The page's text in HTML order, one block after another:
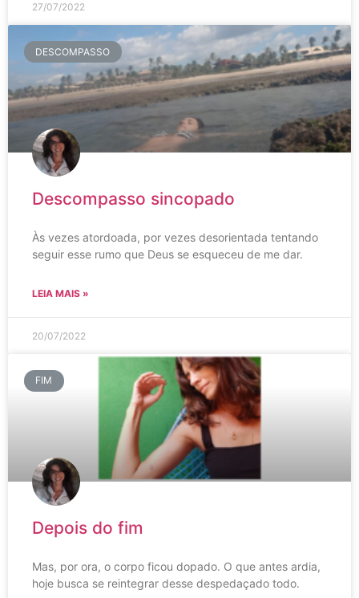
27/07/2022
DESCOMPASSO
Descompasso sincopado
Às vezes atordoada, por vezes desorientada tentando
seguir esse rumo que Deus se esqueceu de me dar.
LEIA MAIS »
20/07/2022
FIM
Depois do fim
Mas, por ora, o corpo ficou dopado. O que antes ardia,
hoje busca se reintegrar desse despedaçado todo.